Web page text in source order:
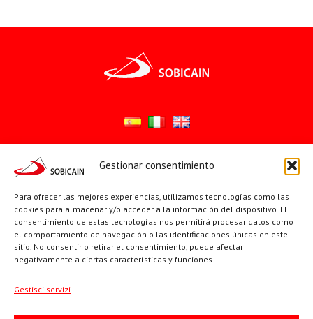
Gestionar consentimiento
Para ofrecer las mejores experiencias, utilizamos tecnologías como las
cookies para almacenar y/o acceder a la información del dispositivo. El
consentimiento de estas tecnologías nos permitirá procesar datos como
el comportamiento de navegación o las identificaciones únicas en este
sitio. No consentir o retirar el consentimiento, puede afectar
negativamente a ciertas características y funciones.
Gestisci servizi
Síguenos en:
YouTube
X Facebook
PÁGINAS INSTITUCIONALES